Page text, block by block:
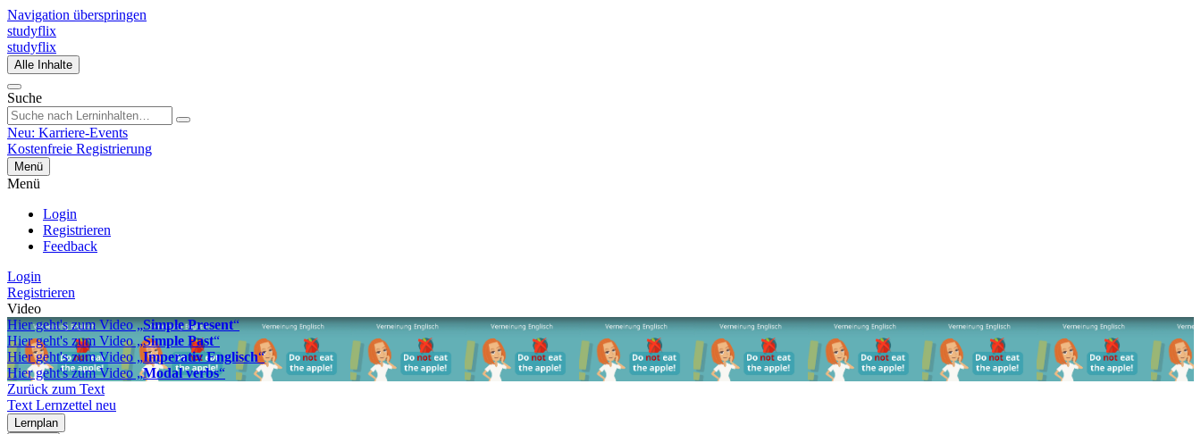
Navigation überspringen
studyflix
studyflix
Alle Inhalte
Suche
Neu: Karriere-Events
Kostenfreie Registrierung
Menü
Menü
Login
Registrieren
Feedback
Login
Registrieren
Video
Hier geht's zum Video „Simple Present“
Hier geht's zum Video „Simple Past“
Hier geht's zum Video „Imperativ Englisch“
Hier geht's zum Video „Modal verbs“
Zurück zum Text
Text Lernzettel neu
Lernplan